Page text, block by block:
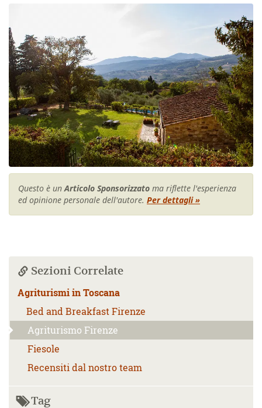
Questo è un Articolo Sponsorizzato ma riflette l'esperienza
ed opinione personale dell'autore. Per dettagli »
Sezioni Correlate
Agriturismi in Toscana
Bed and Breakfast Firenze
Agriturismo Firenze
Fiesole
Recensiti dal nostro team
Tag